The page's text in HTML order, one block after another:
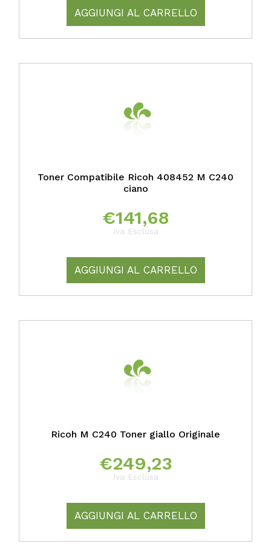
AGGIUNGI AL CARRELLO
Toner Compatibile Ricoh 408452 M C240
ciano
€141,68
Iva Esclusa
AGGIUNGI AL CARRELLO
Ricoh M C240 Toner giallo Originale
€249,23
Iva Esclusa
AGGIUNGI AL CARRELLO